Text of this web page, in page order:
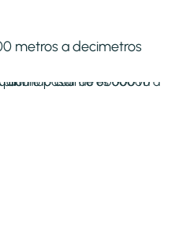
metros a decimetros